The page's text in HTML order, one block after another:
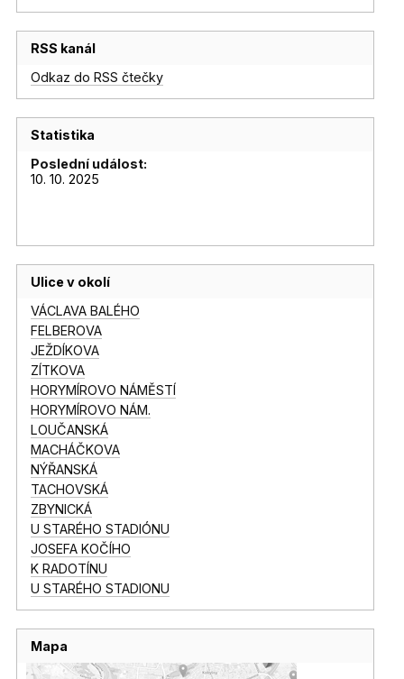
RSS kanál
Odkaz do RSS čtečky
Statistika
Poslední událost:
10. 10. 2025
Ulice v okolí
VÁCLAVA BALÉHO
FELBEROVA
JEŽDÍKOVA
ZÍTKOVA
HORYMÍROVO NÁMĚSTÍ
HORYMÍROVO NÁM.
LOUČANSKÁ
MACHÁČKOVA
NÝŘANSKÁ
TACHOVSKÁ
ZBYNICKÁ
U STARÉHO STADIÓNU
JOSEFA KOČÍHO
K RADOTÍNU
U STARÉHO STADIONU
Mapa